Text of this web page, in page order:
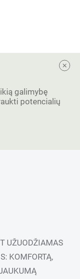
galimybę
potencialių
UŽUODŽIAMAS
KOMFORTĄ,